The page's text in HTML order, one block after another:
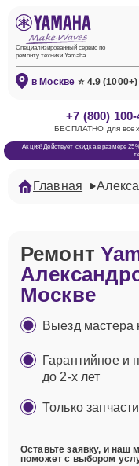
Специализированный сервис по
ремонту техники Yamaha
в Москве ⭐ 4.9 (1000+)
+7 (800)
БЕСПЛАТНО для всех
Акция! Действует скидка в размере
Главная
Ремонт
Москве
Выезд мастера
Гарантийное и
до 2-х лет
Только
Оставьте заявку, и наш
поможет с выбором